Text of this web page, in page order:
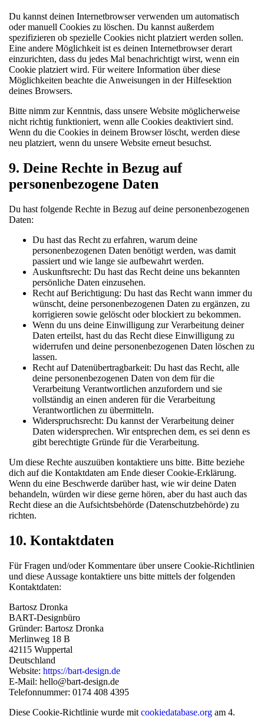
Du kannst deinen Internetbrowser verwenden um automatisch
oder manuell Cookies zu löschen. Du kannst außerdem
spezifizieren ob spezielle Cookies nicht platziert werden sollen.
Eine andere Möglichkeit ist es deinen Internetbrowser derart
einzurichten, dass du jedes Mal benachrichtigt wirst, wenn ein
Cookie platziert wird. Für weitere Information über diese
Möglichkeiten beachte die Anweisungen in der Hilfesektion
deines Browsers.
Bitte nimm zur Kenntnis, dass unsere Website möglicherweise
nicht richtig funktioniert, wenn alle Cookies deaktiviert sind.
Wenn du die Cookies in deinem Browser löscht, werden diese
neu platziert, wenn du unsere Website erneut besuchst.
9. Deine Rechte in Bezug auf
personenbezogene Daten
Du hast folgende Rechte in Bezug auf deine personenbezogenen
Daten:
Du hast das Recht zu erfahren, warum deine
personenbezogenen Daten benötigt werden, was damit
passiert und wie lange sie aufbewahrt werden.
Auskunftsrecht: Du hast das Recht deine uns bekannten
persönliche Daten einzusehen.
Recht auf Berichtigung: Du hast das Recht wann immer du
wünscht, deine personenbezogenen Daten zu ergänzen, zu
korrigieren sowie gelöscht oder blockiert zu bekommen.
Wenn du uns deine Einwilligung zur Verarbeitung deiner
Daten erteilst, hast du das Recht diese Einwilligung zu
widerrufen und deine personenbezogenen Daten löschen zu
lassen.
Recht auf Datenübertragbarkeit: Du hast das Recht, alle
deine personenbezogenen Daten von dem für die
Verarbeitung Verantwortlichen anzufordern und sie
vollständig an einen anderen für die Verarbeitung
Verantwortlichen zu übermitteln.
Widerspruchsrecht: Du kannst der Verarbeitung deiner
Daten widersprechen. Wir entsprechen dem, es sei denn es
gibt berechtigte Gründe für die Verarbeitung.
Um diese Rechte auszuüben kontaktiere uns bitte. Bitte beziehe
dich auf die Kontaktdaten am Ende dieser Cookie-Erklärung.
Wenn du eine Beschwerde darüber hast, wie wir deine Daten
behandeln, würden wir diese gerne hören, aber du hast auch das
Recht diese an die Aufsichtsbehörde (Datenschutzbehörde) zu
richten.
10. Kontaktdaten
Für Fragen und/oder Kommentare über unsere Cookie-Richtlinien
und diese Aussage kontaktiere uns bitte mittels der folgenden
Kontaktdaten:
Bartosz Dronka
BART-Designbüro
Gründer: Bartosz Dronka
Merlinweg 18 B
42115 Wuppertal
Deutschland
Website: https://bart-design.de
E-Mail: hello@bart-design.de
Telefonnummer: 0174 408 4395
Diese Cookie-Richtlinie wurde mit cookiedatabase.org am 4.